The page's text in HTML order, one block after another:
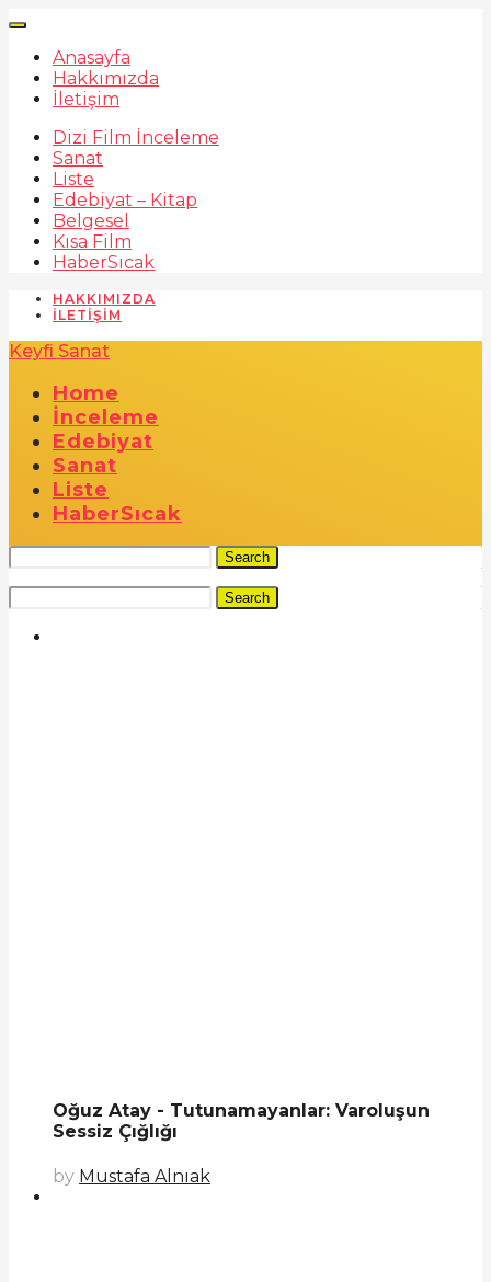
Anasayfa
Hakkımızda
İletişim
Dizi Film İnceleme
Sanat
Liste
Edebiyat – Kitap
Belgesel
Kısa Film
HaberSıcak
HAKKIMIZDA
İLETIŞIM
Keyfi Sanat
Home
İnceleme
Edebiyat
Sanat
Liste
HaberSıcak
Search
Search
Oğuz Atay - Tutunamayanlar: Varoluşun
Sessiz Çığlığı
by Mustafa Alnıak